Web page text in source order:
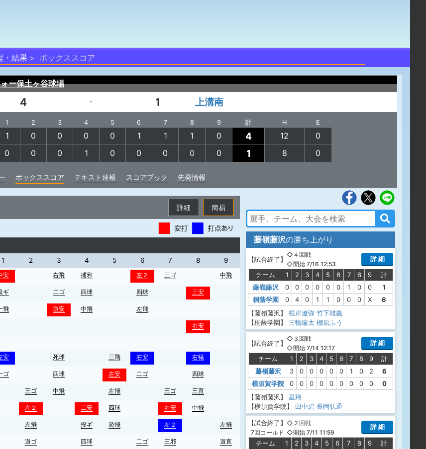
・結果 ボックススコア
ー保土ヶ谷球場
4 - 1 上溝南
1 2 3 4 5 6 7 8 9 計 H E
1 0 0 0 0 1 1 1 0 4 12
0
0 0 0 1 0 0 0 0 0 1 8 0
ボックススコア テキスト速報 スコアブック 先発情報
簡易
詳細
1 2 3 4 5 6 7 8
9
安 右飛 捕邪 左２ 三ゴ 中飛
ギ 二ゴ 四球 四球 三安
飛 遊安 中飛 左飛
右安
安 死球 三飛 右安 右犠
ゴ 四球 左安 二ゴ 四球
三ゴ 中飛 左飛 三ゴ 三直
左２ 二安 四球 右安 中飛
左飛 投ギ 遊飛 左２ 左飛
遊ゴ 四球 二ゴ 三邪 遊直
藤嶺藤沢の勝ち上がり
【試合終了】
◇４回戦
◇開始 7/16 12:53
詳 細
チーム 1 2 3 4 5 6 7 8 9
計
藤嶺藤沢
0 0 0 0 0 0 1 0 0
1
桐蔭学園
0 4 0 1 1 0 0 0 X
6
【藤嶺藤沢】
根岸遼弥 竹下雄義
【桐蔭学園】
三輪瞳太 棚原ふう
【試合終了】
◇３回戦
◇開始 7/14 12:17
詳 細
チーム 1 2 3 4 5 6 7 8 9
計
藤嶺藤沢
3 0 0 0 0 0 1 0 2
6
横須賀学院
0 0 0 0 0 0 0 0 0
0
【藤嶺藤沢】
星翔
【横須賀学院】
田中碧 長岡弘通
【試合終了】
7回コールド
◇２回戦
◇開始 7/11 11:59
詳 細
チーム 1 2 3 4 5 6 7 8 9
計